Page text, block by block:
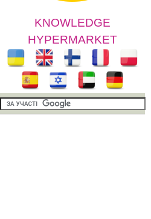
KNOWLEDGE
HYPERMARKET